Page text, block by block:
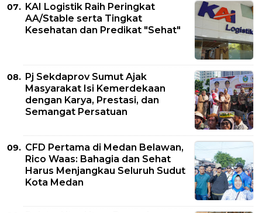
KAI Logistik Raih Peringkat
AA/Stable serta Tingkat
Kesehatan dan Predikat "Sehat"
Pj Sekdaprov Sumut Ajak
Masyarakat Isi Kemerdekaan
dengan Karya, Prestasi, dan
Semangat Persatuan
CFD Pertama di Medan Belawan,
Rico Waas: Bahagia dan Sehat
Harus Menjangkau Seluruh Sudut
Kota Medan